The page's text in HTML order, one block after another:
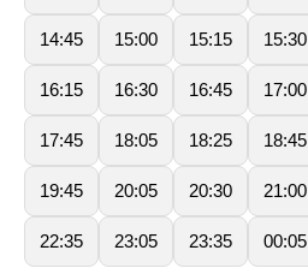
14:45 15:00 15:15 15:30
16:15 16:30 16:45 17:00
17:45 18:05 18:25 18:45
19:45 20:05 20:30 21:00
22:35 23:05 23:35 00:05